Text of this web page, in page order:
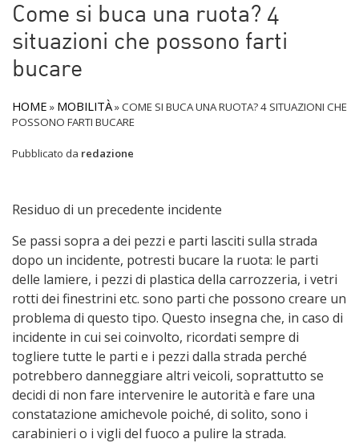
Come si buca una ruota? 4
situazioni che possono farti
bucare
HOME » MOBILITÀ»COME SI BUCA UNA RUOTA? 4 SITUAZIONI CHE
POSSONO FARTI BUCARE
Pubblicato da redazione
Residuo di un precedente incidente
Se passi sopra a dei pezzi e parti lasciti sulla strada
dopo un incidente, potresti bucare la ruota: le parti
delle lamiere, i pezzi di plastica della carrozzeria, i vetri
rotti dei finestrini etc. sono parti che possono creare un
problema di questo tipo. Questo insegna che, in caso di
incidente in cui sei coinvolto, ricordati sempre di
togliere tutte le parti e i pezzi dalla strada perché
potrebbero danneggiare altri veicoli, soprattutto se
decidi di non fare intervenire le autorità e fare una
constatazione amichevole poiché, di solito, sono i
carabinieri o i vigli del fuoco a pulire la strada.